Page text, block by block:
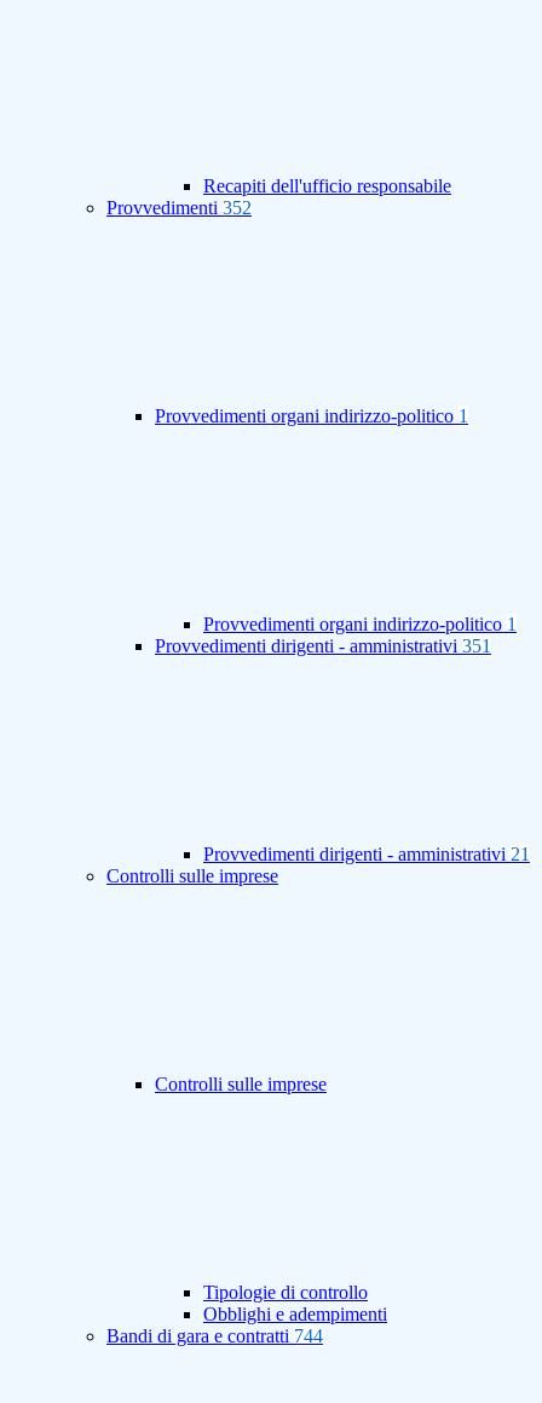
Recapiti dell'ufficio responsabile
Provvedimenti 352
Provvedimenti organi indirizzo-politico 1
Provvedimenti organi indirizzo-politico 1
Provvedimenti dirigenti - amministrativi 351
Provvedimenti dirigenti - amministrativi 21
Controlli sulle imprese
Controlli sulle imprese
Tipologie di controllo
Obblighi e adempimenti
Bandi di gara e contratti 744